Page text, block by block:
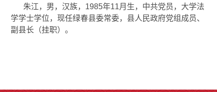
朱江，男，汉族，1985年11月生，中共党员，大学法
学学士学位，现任绿春县委常委，县人民政府党组成员、
副县长（挂职）。